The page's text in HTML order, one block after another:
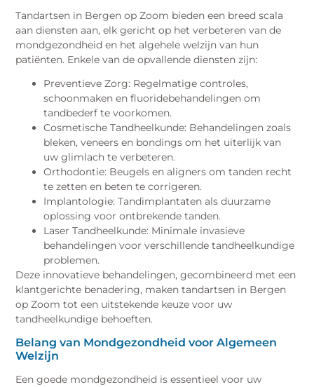
Tandartsen in Bergen op Zoom bieden een breed scala
aan diensten aan, elk gericht op het verbeteren van de
mondgezondheid en het algehele welzijn van hun
patiënten. Enkele van de opvallende diensten zijn:
Preventieve Zorg: Regelmatige controles,
schoonmaken en fluoridebehandelingen om
tandbederf te voorkomen.
Cosmetische Tandheelkunde: Behandelingen zoals
bleken, veneers en bondings om het uiterlijk van
uw glimlach te verbeteren.
Orthodontie: Beugels en aligners om tanden recht
te zetten en beten te corrigeren.
Implantologie: Tandimplantaten als duurzame
oplossing voor ontbrekende tanden.
Laser Tandheelkunde: Minimale invasieve
behandelingen voor verschillende tandheelkundige
problemen.
Deze innovatieve behandelingen, gecombineerd met een
klantgerichte benadering, maken tandartsen in Bergen
op Zoom tot een uitstekende keuze voor uw
tandheelkundige behoeften.
Belang van Mondgezondheid voor Algemeen
Welzijn
Een goede mondgezondheid is essentieel voor uw